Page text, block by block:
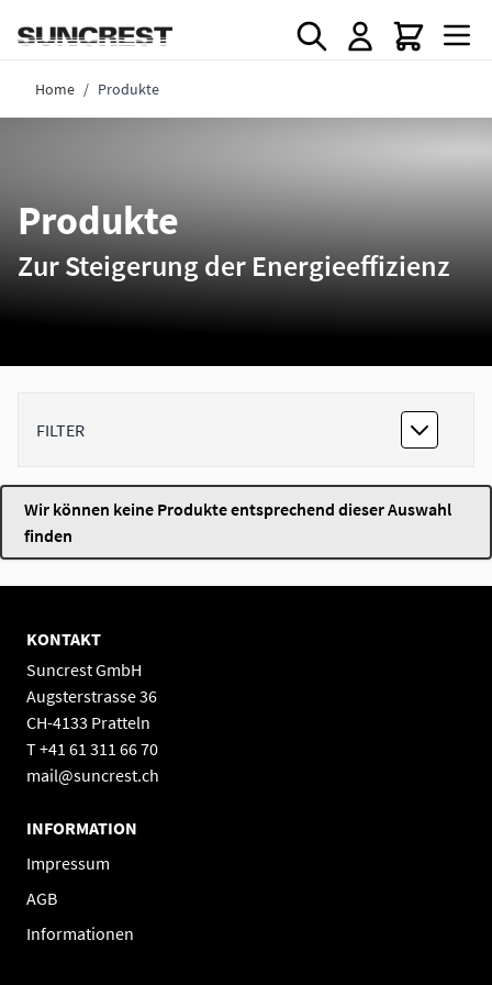
Home / Produkte
Produkte
Zur Steigerung der Energieeffizienz
FILTER
Wir können keine Produkte entsprechend dieser Auswahl
finden
KONTAKT
Suncrest GmbH
Augsterstrasse 36
CH-4133 Pratteln
T +41 61 311 66 70
mail@suncrest.ch
INFORMATION
Impressum
AGB
Informationen